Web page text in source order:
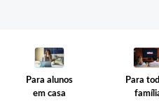
Para alunos
em casa
Para